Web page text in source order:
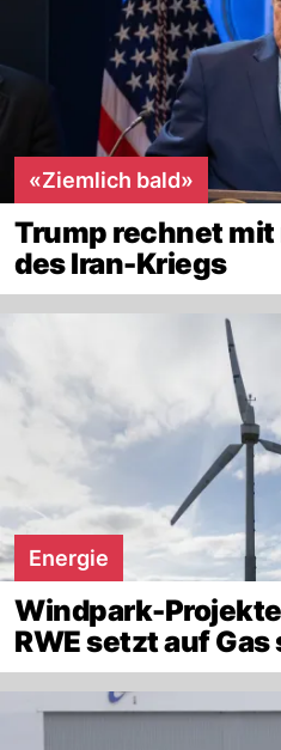
«Ziemlich bald»
Trump rechnet mit
des Iran-Kriegs
Energie
Windpark-
RWE setzt auf